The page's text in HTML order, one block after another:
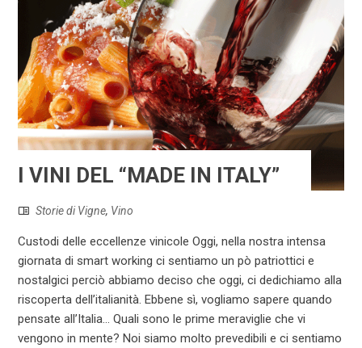
I VINI DEL “MADE IN ITALY”
Storie di Vigne, Vino
Custodi delle eccellenze vinicole Oggi, nella nostra intensa
giornata di smart working ci sentiamo un pò patriottici e
nostalgici perciò abbiamo deciso che oggi, ci dedichiamo alla
riscoperta dell’italianità. Ebbene sì, vogliamo sapere quando
pensate all’Italia... Quali sono le prime meraviglie che vi
vengono in mente? Noi siamo molto prevedibili e ci sentiamo